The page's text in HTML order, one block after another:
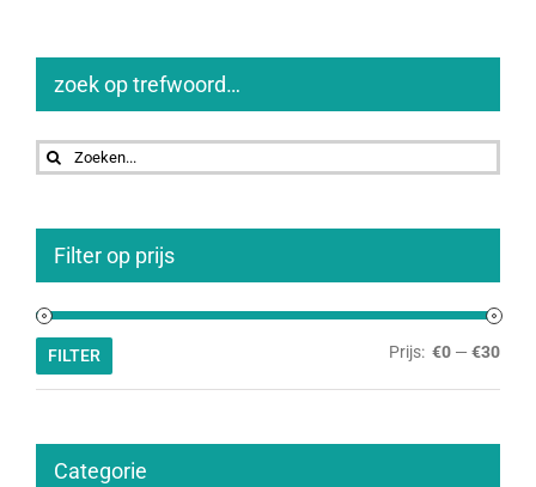
zoek op trefwoord…
Zoeken
naar:
Filter op prijs
Min.
Max.
FILTER Prijs: €0 — €30
Categorie